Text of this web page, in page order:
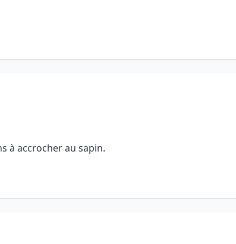
à accrocher au sapin.